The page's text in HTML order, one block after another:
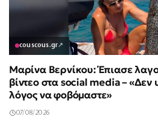
couscous.gr↗
Μαρίνα Βερνίκου: Έπιασε
βίντεο στα social media – «Δεν
λόγος να φοβόμαστε»
07/08/2026